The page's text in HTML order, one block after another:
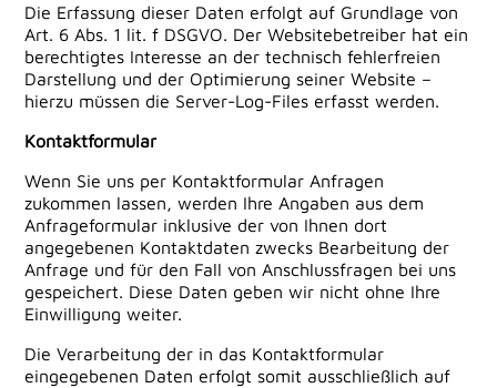
Die Erfassung dieser Daten erfolgt auf Grundlage von
Art. 6 Abs. 1 lit. f DSGVO. Der Websitebetreiber hat ein
berechtigtes Interesse an der technisch fehlerfreien
Darstellung und der Optimierung seiner Website –
hierzu müssen die Server-Log-Files erfasst werden.
Kontaktformular
Wenn Sie uns per Kontaktformular Anfragen
zukommen lassen, werden Ihre Angaben aus dem
Anfrageformular inklusive der von Ihnen dort
angegebenen Kontaktdaten zwecks Bearbeitung der
Anfrage und für den Fall von Anschlussfragen bei uns
gespeichert. Diese Daten geben wir nicht ohne Ihre
Einwilligung weiter.
Die Verarbeitung der in das Kontaktformular
eingegebenen Daten erfolgt somit ausschließlich auf